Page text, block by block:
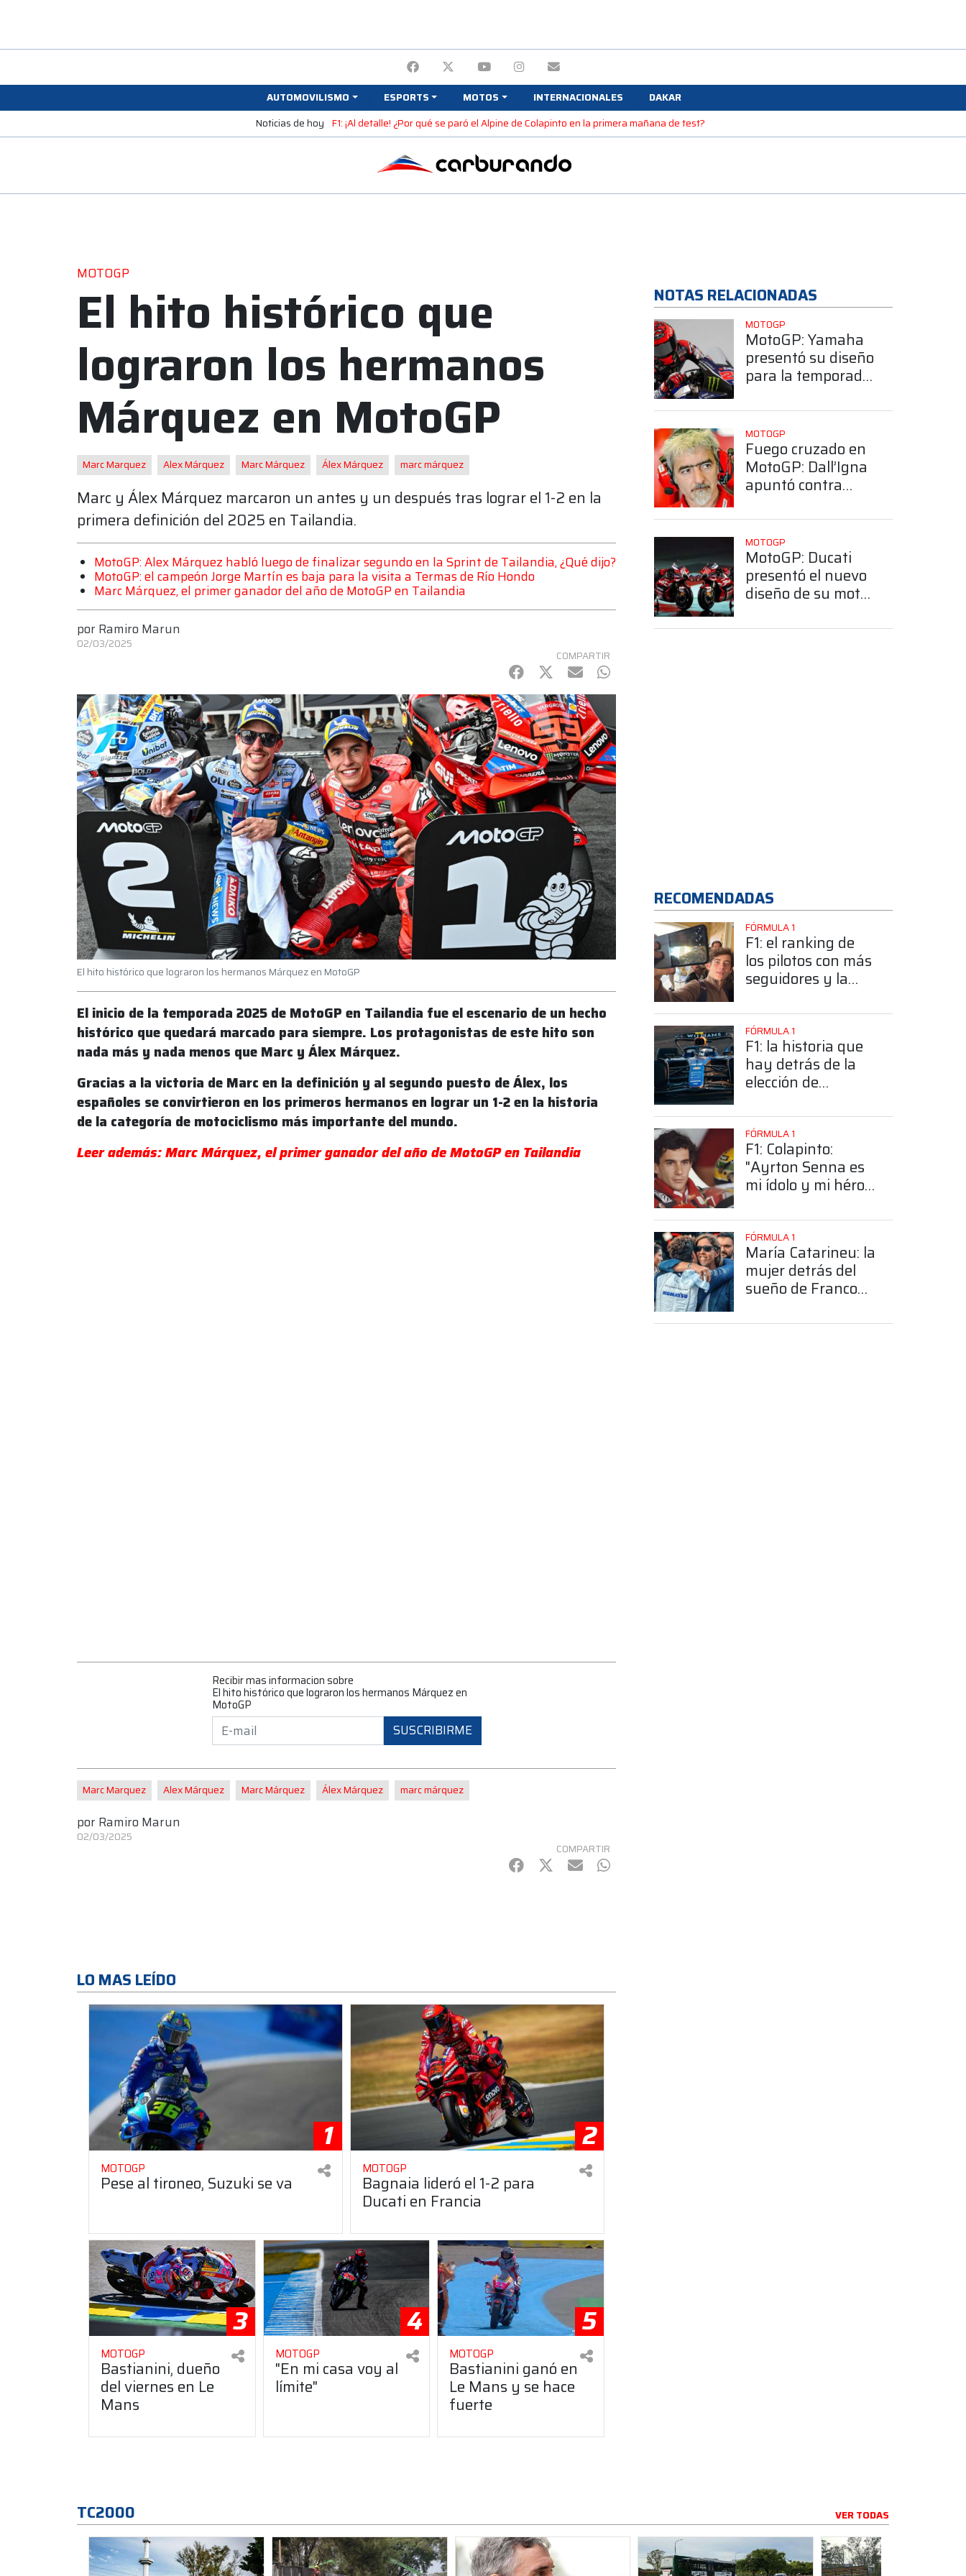
AUTOMOVILISMO ESPORTS MOTOS INTERNACIONALES
DAKAR
Noticias de hoy F1: ¡Al detalle! ¿Por qué se paró el Alpine de Colapinto en la primera mañana de test?
MOTOGP
El hito histórico que
lograron los hermanos
Márquez en MotoGP
Marc Marquez Alex Márquez Marc Márquez Álex Márquez marc márquez
Marc y Álex Márquez marcaron un antes y un después tras lograr el 1-2 en la
primera definición del 2025 en Tailandia.
MotoGP: Alex Márquez habló luego de finalizar segundo en la Sprint de Tailandia, ¿Qué dijo?
MotoGP: el campeón Jorge Martín es baja para la visita a Termas de Río Hondo
Marc Márquez, el primer ganador del año de MotoGP en Tailandia
por Ramiro Marun
02/03/2025
COMPARTIR
Facebook
Twitter
mail WhatsApp
El hito histórico que lograron los hermanos Márquez en MotoGP
El inicio de la temporada 2025 de MotoGP en Tailandia fue el escenario de un hecho
histórico que quedará marcado para siempre. Los protagonistas de este hito son
nada más y nada menos que Marc y Álex Márquez.
Gracias a la victoria de Marc en la definición y al segundo puesto de Álex, los
españoles se convirtieron en los primeros hermanos en lograr un 1-2 en la historia
de la categoría de motociclismo más importante del mundo.
Leer además: Marc Márquez, el primer ganador del año de MotoGP en Tailandia
Recibir mas informacion sobre
El hito histórico que lograron los hermanos Márquez en
MotoGP
SUSCRIBIRME
Marc Marquez Alex Márquez Marc Márquez Álex Márquez marc márquez
por Ramiro Marun
02/03/2025
COMPARTIR
Facebook
Twitter
mail WhatsApp
LO MAS LEÍDO
1
MOTOGP
Pese al tironeo, Suzuki se va
2
MOTOGP
Bagnaia lideró el 1-2 para
Ducati en Francia
3
MOTOGP
Bastianini, dueño
del viernes en Le
Mans
4
MOTOGP
"En mi casa voy al
límite"
5
MOTOGP
Bastianini ganó en
Le Mans y se hace
fuerte
NOTAS RELACIONADAS
MOTOGP
MotoGP: Yamaha
presentó su diseño
para la temporada
MOTOGP
Fuego cruzado en
MotoGP: Dall’Igna
apuntó contra
dichos sobre
Ducati
MOTOGP
MotoGP: Ducati
presentó el nuevo
diseño de su moto
2026
RECOMENDADAS
FÓRMULA 1
F1: el ranking de
los pilotos con más
seguidores y la
posición de
Colapinto
FÓRMULA 1
F1: la historia que
hay detrás de la
elección de
número 43
FÓRMULA 1
F1: Colapinto:
"Ayrton Senna es
mi ídolo y mi héroe
FÓRMULA 1
María Catarineu: la
mujer detrás del
sueño de Franco
Fórmula 1
TC2000 VER TODAS